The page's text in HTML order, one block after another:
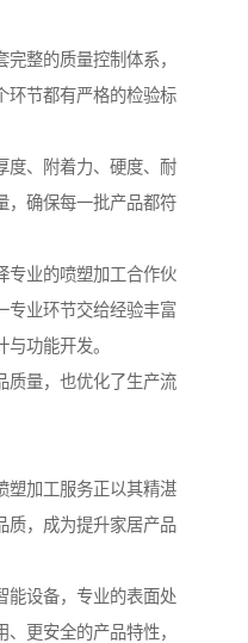
整的质量控制体系，
环节都有严格的检验标
度、附着力、硬度、耐
，确保每一批产品都符
专业的喷塑加工合作伙
专业环节交给经验丰富
功能开发。
质量，也优化了生产流
塑加工服务正以其精湛
质，成为提升家居产品
能设备，专业的表面处
更安全的产品特性，